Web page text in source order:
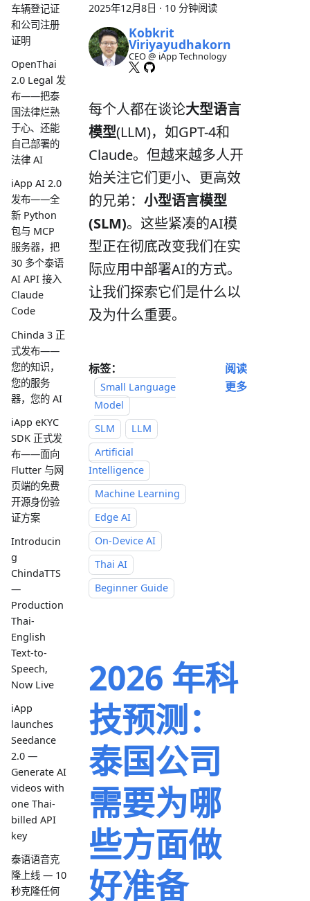
车辆登记证
和公司注册
证明
OpenThai
2.0 Legal 发
布——把泰
国法律烂熟
于心、还能
自己部署的
法律 AI
iApp AI 2.0
发布——全
新 Python
包与 MCP
服务器，把
30 多个泰语
AI API 接入
Claude
Code
Chinda 3 正
式发布——
您的知识，
您的服务
器，您的 AI
iApp eKYC
SDK 正式发
布——面向
Flutter 与网
页端的免费
开源身份验
证方案
Introducin
g
ChindaTTS
—
Production
Thai-
English
Text-to-
Speech,
Now Live
iApp
launches
Seedance
2.0 —
Generate AI
videos with
one Thai-
billed API
key
泰语语音克
隆上线 — 10
秒克隆任何
2025年12月8日 · 10 分钟阅读
Kobkrit
Viriyayudhakorn
CEO @ iApp Technology
每个人都在谈论大型语言
模型(LLM)，如GPT-4和
Claude。但越来越多人开
始关注它们更小、更高效
的兄弟： 小型语言模型
(SLM)。这些紧凑的AI模
型正在彻底改变我们在实
际应用中部署AI的方式。
让我们探索它们是什么以
及为什么重要。
标签：
Small Language
Model
SLM
LLM
Artificial
Intelligence
Machine Learning
Edge AI
On-Device AI
Thai AI
Beginner Guide
阅读
更多
2026 年科
技预测：
泰国公司
需要为哪
些方面做
好准备